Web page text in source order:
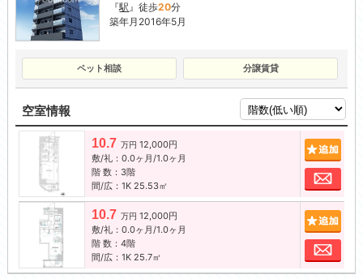
『駅』徒歩20分
築年月2016年5月
ペット相談 分譲賃貸
空室情報
10.7 万円 12,000円
敷/礼：0.0ヶ月/1.0ヶ月
階 数：3階
間/広：1K 25.53㎡
お
10.7 万円 12,000円
敷/礼：0.0ヶ月/1.0ヶ月
階 数：4階
間/広：1K 25.7㎡
お